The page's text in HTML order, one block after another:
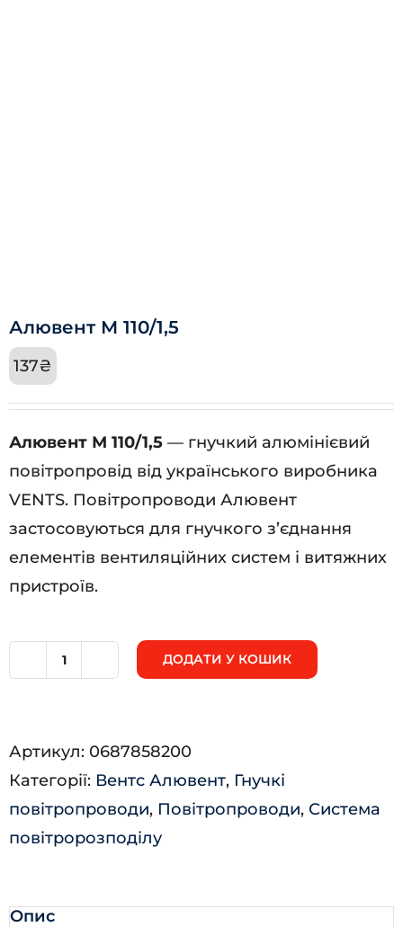
Алювент М 110/1,5
137₴
Алювент М 110/1,5 — гнучкий алюмінієвий
повітропровід від українського виробника
VENTS. Повітропроводи Алювент
застосовуються для гнучкого з’єднання
елементів вентиляційних систем і витяжних
пристроїв.
Алювент
кількість
ДОДАТИ У КОШИК
Артикул: 0687858200
Категорії: Вентс Алювент, Гнучкі
повітропроводи, Повітропроводи, Система
повітророзподілу
Опис